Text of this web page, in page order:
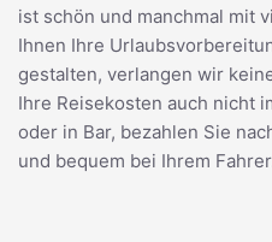
ist schön und manchmal mit
Ihnen Ihre
gestalten, verlangen wir
Ihre Reisekosten auch nicht
oder in Bar, bezahlen Sie
und bequem bei Ihrem